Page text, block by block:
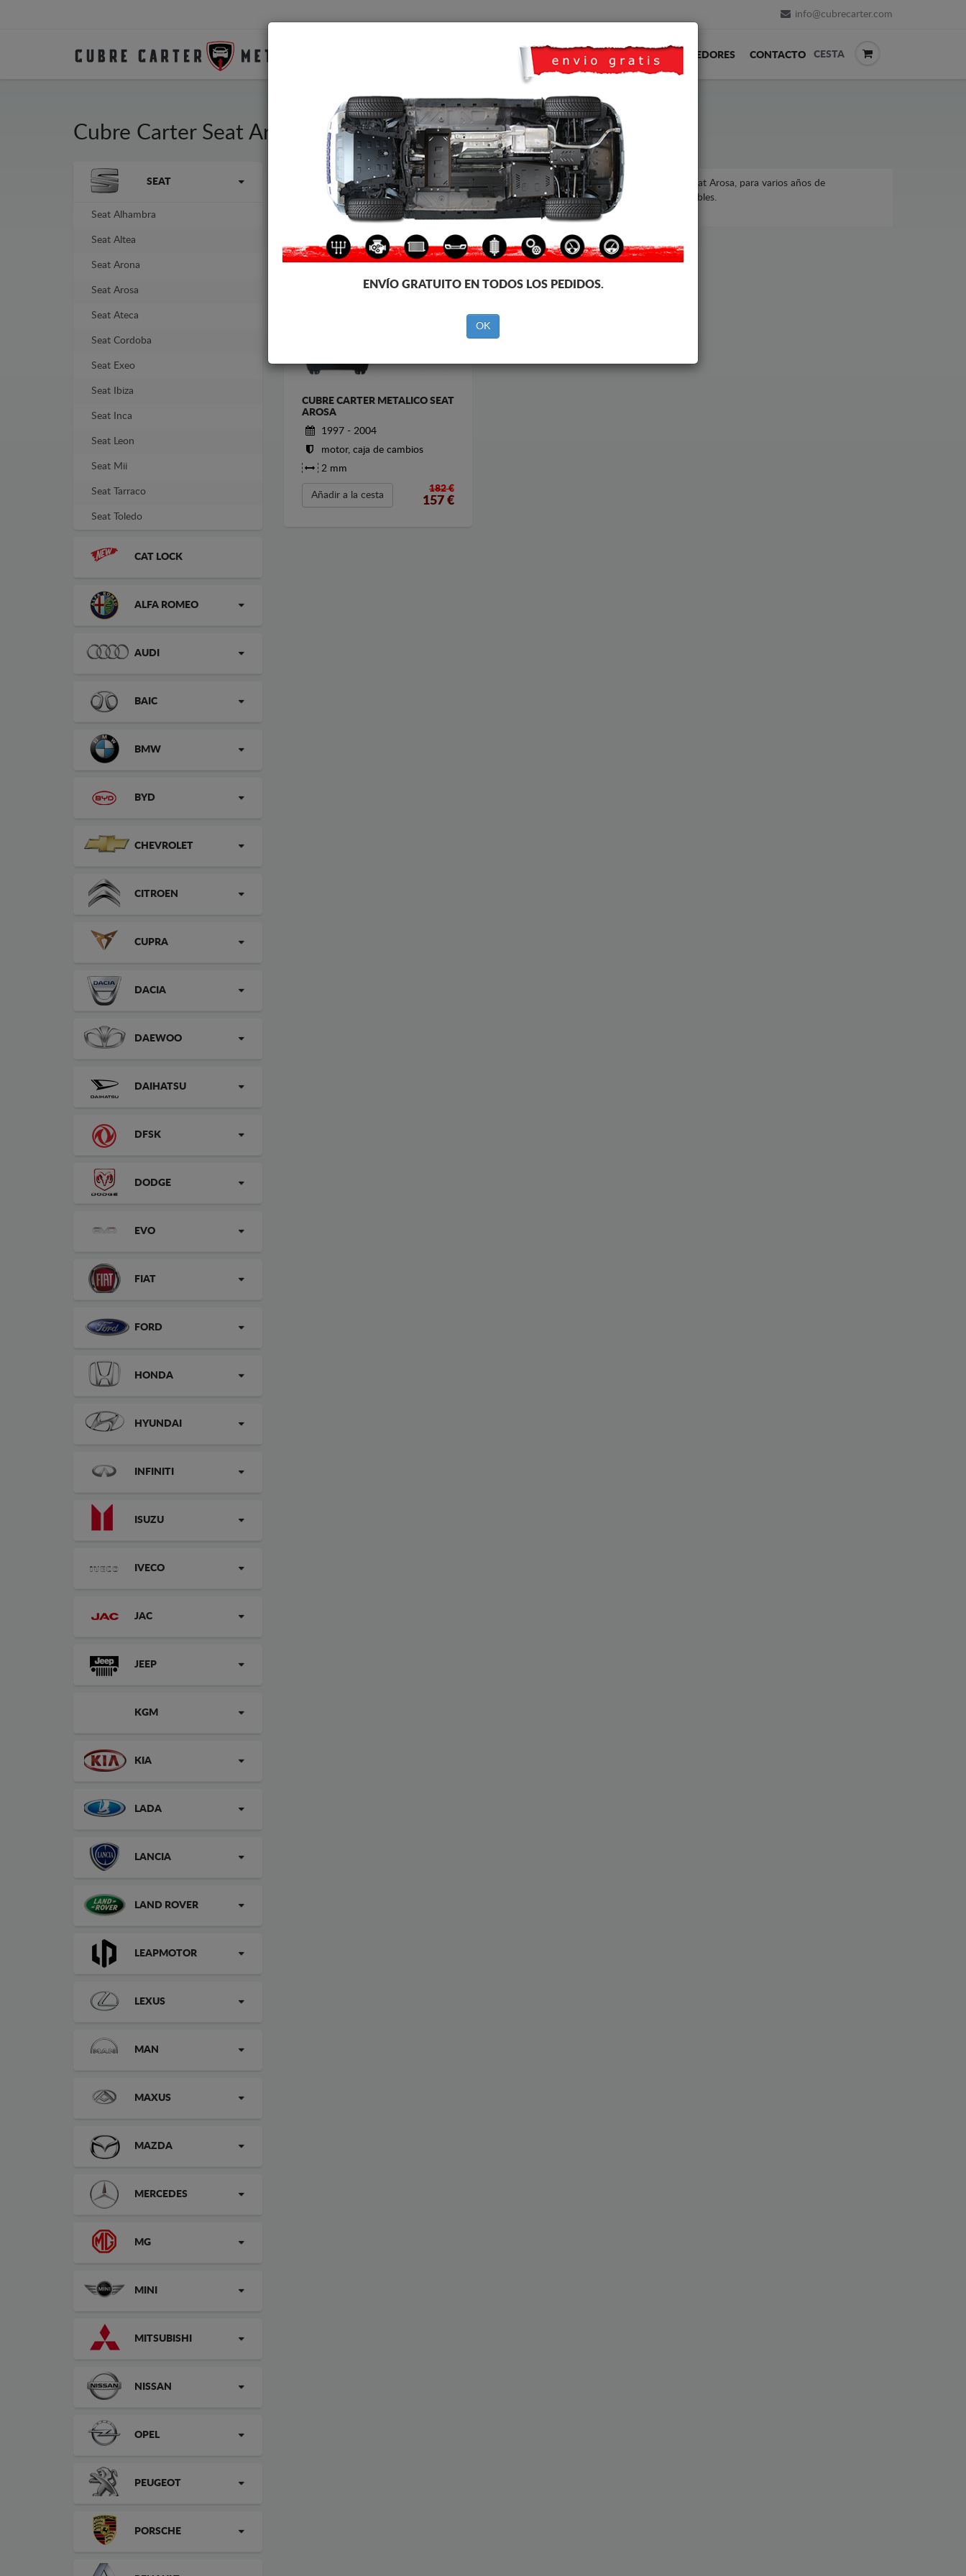
info@cubrecarter.com
TRANSPORTE FEEDBACK REVENDEDORES CONTACTO CESTA
Cubre Carter Seat Arosa
La marca SEAT
Seat Alhambra
Seat Altea
Seat Arona
Seat Arosa
Seat Ateca
Seat Cordoba
Seat Exeo
Seat Ibiza
Seat Inca
Seat Leon
Seat Mii
Seat Tarraco
Seat Toledo
CAT LOCK
ALFA ROMEO
AUDI
BAIC
BMW
BYD
CHEVROLET
CITROEN
CUPRA
DACIA
DAEWOO
DAIHATSU
DFSK
DODGE
EVO
FIAT
FORD
HONDA
HYUNDAI
INFINITI
ISUZU
IVECO
JAC
JEEP
KGM
KIA
LADA
LANCIA
LAND ROVER
LEAPMOTOR
LEXUS
MAN
MAXUS
MAZDA
MERCEDES
MG
MINI
MITSUBISHI
NISSAN
OPEL
PEUGEOT
PORSCHE
Cubre carter metalico para el motor y la caja de cambios de los vehículos Seat, modelo Seat Arosa, para varios años de
fabricación. Cubre carter metalico, 2-3 mm de espesor, fáciles de montar, a precios asequibles.
No necesita homologación con ITV
-14%
CUBRE CARTER METALICO SEAT
AROSA
1997 - 2004
motor, caja de cambios
2 mm
Añadir a la cesta
182 €
157€
ENVÍO GRATUITO EN TODOS LOS PEDIDOS.
OK